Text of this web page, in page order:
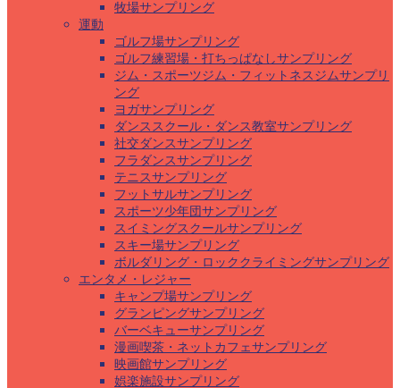
牧場サンプリング
運動
ゴルフ場サンプリング
ゴルフ練習場・打ちっぱなしサンプリング
ジム・スポーツジム・フィットネスジムサンプリ
ング
ヨガサンプリング
ダンススクール・ダンス教室サンプリング
社交ダンスサンプリング
フラダンスサンプリング
テニスサンプリング
フットサルサンプリング
スポーツ少年団サンプリング
スイミングスクールサンプリング
スキー場サンプリング
ボルダリング・ロッククライミングサンプリング
エンタメ・レジャー
キャンプ場サンプリング
グランピングサンプリング
バーベキューサンプリング
漫画喫茶・ネットカフェサンプリング
映画館サンプリング
娯楽施設サンプリング